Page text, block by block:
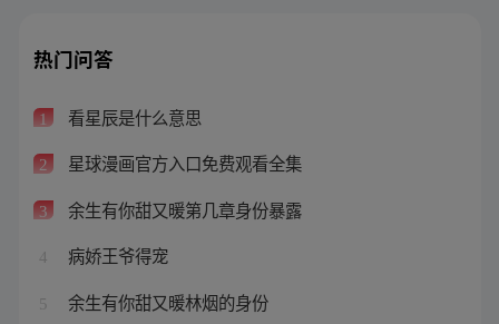
热门问答
1 看星辰是什么意思
2 星球漫画官方入口免费观看全集
3 余生有你甜又暖第几章身份暴露
4 病娇王爷得宠
5 余生有你甜又暖林烟的身份